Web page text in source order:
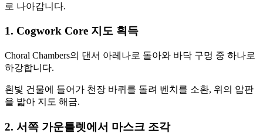
로 나아갑니다.
1. Cogwork Core 지도 획득
Choral Chambers의 댄서 아레나로 돌아와 바닥 구멍 중 하나로
하강합니다.
흰빛 건물에 들어가 천장 바퀴를 돌려 벤치를 소환, 위의 압판
을 밟아 지도 해금.
2. 서쪽 가운틀렛에서 마스크 조각